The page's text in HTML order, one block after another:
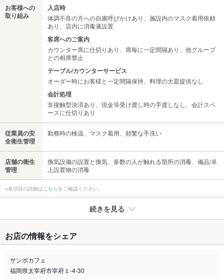
お客様への
取り組み
入店時
体調不良の方への自粛呼びかけあり、施設内のマスク着用依頼
あり、店内に消毒液設置
客席へのご案内
カウンター席に仕切りあり、席毎に一定間隔あり、他グループ
との相席禁止
テーブル/カウンターサービス
オーダー時にお客様と一定間隔保持、料理の大皿提供なし
会計処理
非接触型決済あり、現金等受け渡し時の手渡しなし、会計スペ
ースに仕切りあり
従業員の安
全衛生管理
勤務時の検温、マスク着用、頻繁な手洗い
店舗の衛生
管理
換気設備の設置と換気、多数の人が触れる箇所の消毒、備品/卓
上設置物の消毒
※各項目の詳細はこちらをご確認ください。
続きを見る
禁煙・喫煙
全席禁煙
お店の情報をシェア
サンボカフェ
福岡県太宰府市宰府１-4-30